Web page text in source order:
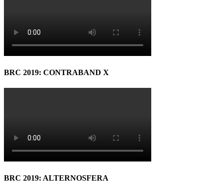
BRC 2019: CONTRABAND X
BRC 2019: ALTERNOSFERA